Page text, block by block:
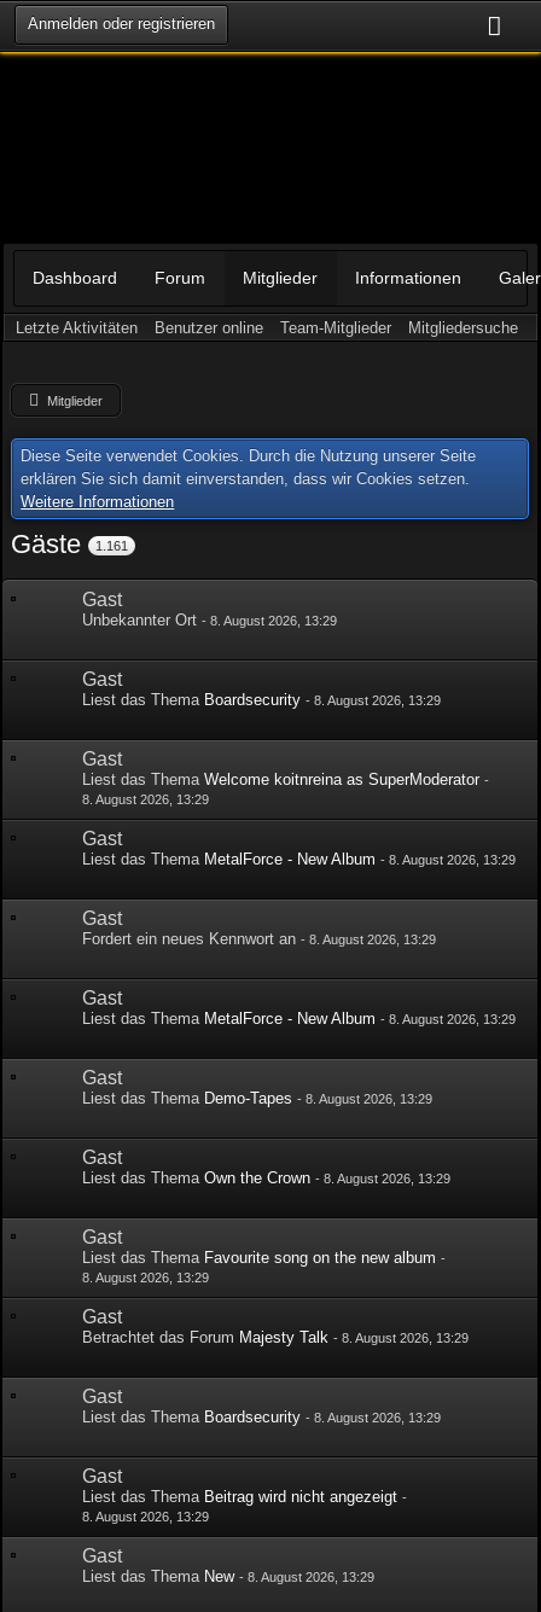
Anmelden oder registrieren
Dashboard Forum Mitglieder Informationen
Letzte Aktivitäten Benutzer online Team-Mitglieder Mitgliedersuche
Mitglieder
Diese Seite verwendet Cookies. Durch die Nutzung unserer Seite
erklären Sie sich damit einverstanden, dass wir Cookies setzen.
Weitere Informationen
Gäste 1.161
Gast
Unbekannter Ort-8. August 2026, 13:29
Gast
Liest das Thema Boardsecurity -8. August 2026, 13:29
Gast
Liest das ThemaWelcome koitnreina as SuperModerator -
8. August 2026, 13:29
Gast
Liest das Thema MetalForce - New Album -8. August 2026, 13:29
Gast
Fordert ein neues Kennwort an-8. August 2026, 13:29
Gast
Liest das Thema MetalForce - New Album -8. August 2026, 13:29
Gast
Liest das Thema Demo-Tapes -8. August 2026, 13:29
Gast
Liest das ThemaOwn the Crown -8. August 2026, 13:29
Gast
Liest das Thema Favourite song on the new album -
8. August 2026, 13:29
Gast
Betrachtet das Forum Majesty Talk -8. August 2026, 13:29
Gast
Liest das Thema Boardsecurity -8. August 2026, 13:29
Gast
Liest das Thema Beitrag wird nicht angezeigt -
8. August 2026, 13:29
Gast
Liest das Thema New -8. August 2026, 13:29